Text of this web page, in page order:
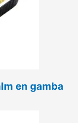
en gamba